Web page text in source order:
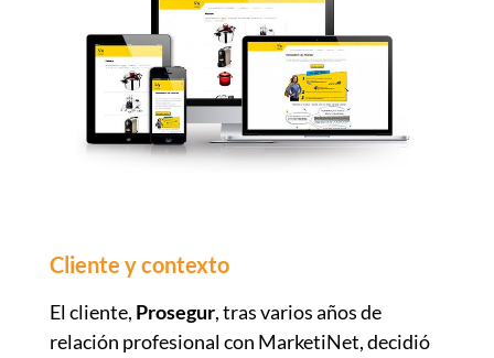
Cliente y contexto
El cliente, Prosegur, tras varios años de
relación profesional con MarketiNet, decidió